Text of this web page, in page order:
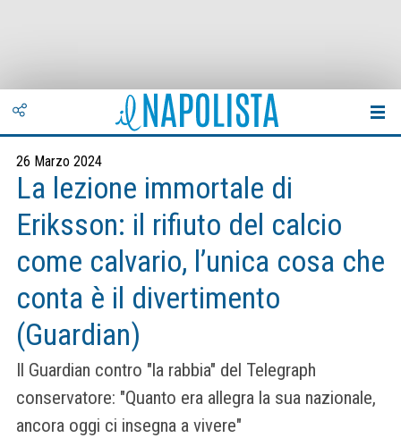
26 Marzo 2024
La lezione immortale di
Eriksson: il rifiuto del calcio
come calvario, l’unica cosa che
conta è il divertimento
(Guardian)
Il Guardian contro "la rabbia" del Telegraph
conservatore: "Quanto era allegra la sua nazionale,
ancora oggi ci insegna a vivere"